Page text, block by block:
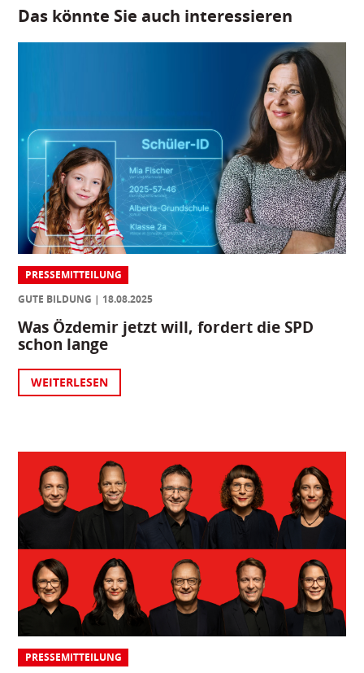
Das könnte Sie auch interessieren
PRESSEMITTEILUNG
GUTE BILDUNG
18.08.2025
Was Özdemir jetzt will, fordert die SPD
schon lange
WEITERLESEN
PRESSEMITTEILUNG